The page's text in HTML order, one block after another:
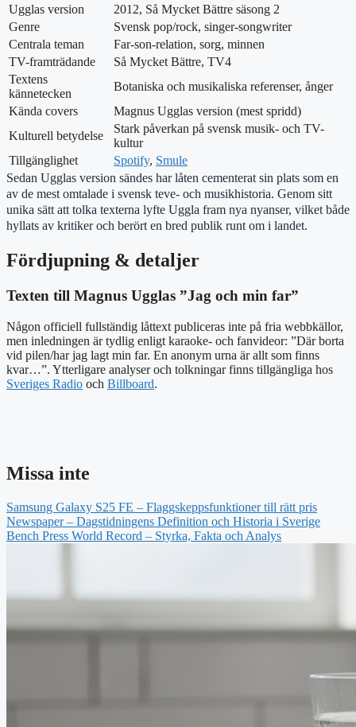
Ugglas version
2012, Så Mycket Bättre säsong 2
Genre
Svensk pop/rock, singer-songwriter
Centrala teman
Far-son-relation, sorg, minnen
TV-framträdande
Så Mycket Bättre, TV4
Textens
kännetecken
Botaniska och musikaliska referenser, ånger
Kända covers
Magnus Ugglas version (mest spridd)
Kulturell betydelse
Stark påverkan på svensk musik- och TV-
kultur
Tillgänglighet
Spotify, Smule
Sedan Ugglas version sändes har låten cementerat sin plats som en
av de mest omtalade i svensk teve- och musikhistoria. Genom sitt
unika sätt att tolka texterna lyfte Uggla fram nya nyanser, vilket både
hyllats av kritiker och berört en bred publik runt om i landet.
Fördjupning & detaljer
Texten till Magnus Ugglas ”Jag och min far”
Någon officiell fullständig låttext publiceras inte på fria webbkällor,
men inledningen är tydlig enligt karaoke- och fanvideor: ”Där borta
vid pilen/har jag lagt min far. En anonym urna är allt som finns
kvar…”. Ytterligare analyser och tolkningar finns tillgängliga hos
Sveriges Radio och Billboard.
Missa inte
Samsung Galaxy S25 FE – Flaggskeppsfunktioner till rätt pris
Newspaper – Dagstidningens Definition och Historia i Sverige
Bench Press World Record – Styrka, Fakta och Analys